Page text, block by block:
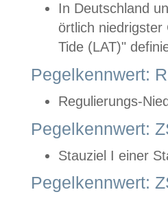
In Deutschland
örtlich
Tide (LAT)"
Pegelkennwert:
Regulierungs-
Pegelkennwert:
Stauziel I einer
Pegelkennwert: